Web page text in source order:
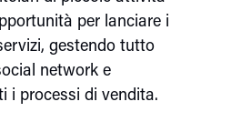
per lanciare i
gestendo tutto
network e
i processi di vendita.